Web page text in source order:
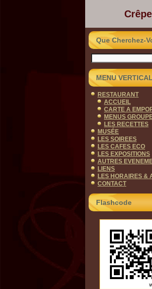
Que Cherchez-
MENU VERTICAL
RESTAURANT
ACCUEIL
CARTE A
MENUS
LES RECETTES
MUSÉE
LES SOIREES
LES CAFES ECO
LES EXPOSITIONS
AUTRES
LIENS
LES HORAIRES &
CONTACT
Flashcode